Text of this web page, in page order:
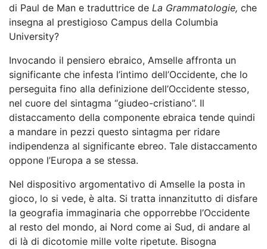
di Paul de Man e traduttrice de La Grammatologie, che
insegna al prestigioso Campus della Columbia
University?
Invocando il pensiero ebraico, Amselle affronta un
significante che infesta l’intimo dell’Occidente, che lo
perseguita fino alla definizione dell’Occidente stesso,
nel cuore del sintagma “giudeo-cristiano”. Il
distaccamento della componente ebraica tende quindi
a mandare in pezzi questo sintagma per ridare
indipendenza al significante ebreo. Tale distaccamento
oppone l’Europa a se stessa.
Nel dispositivo argomentativo di Amselle la posta in
gioco, lo si vede, è alta. Si tratta innanzitutto di disfare
la geografia immaginaria che opporrebbe l’Occidente
al resto del mondo, ai Nord come ai Sud, di andare al
di là di dicotomie mille volte ripetute. Bisogna